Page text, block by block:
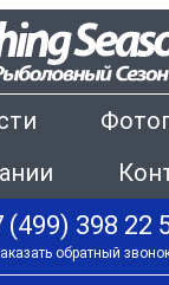
(499) 398 22
обратный